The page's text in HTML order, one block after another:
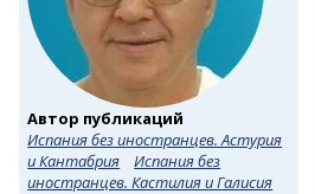
Автор публикаций
Испания без иностранцев. Астурия
и Кантабрия
Испания без
иностранцев. Кастилия и Галисия